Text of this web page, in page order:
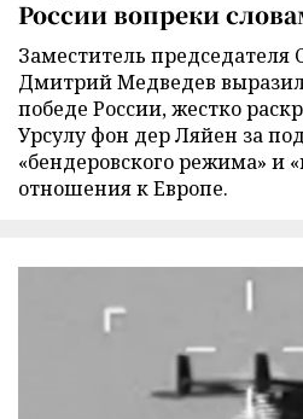
России вопреки
Заместитель председателя
Дмитрий Медведев выразил
победе России, жестко
Урсулу фон дер Ляйен за
«бендеровского режима» и
отношения к Европе.